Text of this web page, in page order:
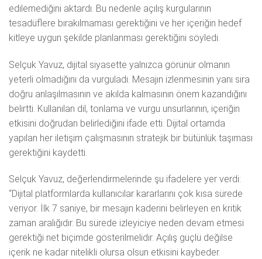
edilemediğini aktardı. Bu nedenle açılış kurgularının
tesadüflere bırakılmaması gerektiğini ve her içeriğin hedef
kitleye uygun şekilde planlanması gerektiğini söyledi.
Selçuk Yavuz, dijital siyasette yalnızca görünür olmanın
yeterli olmadığını da vurguladı. Mesajın izlenmesinin yanı sıra
doğru anlaşılmasının ve akılda kalmasının önem kazandığını
belirtti. Kullanılan dil, tonlama ve vurgu unsurlarının, içeriğin
etkisini doğrudan belirlediğini ifade etti. Dijital ortamda
yapılan her iletişim çalışmasının stratejik bir bütünlük taşıması
gerektiğini kaydetti.
Selçuk Yavuz, değerlendirmelerinde şu ifadelere yer verdi:
“Dijital platformlarda kullanıcılar kararlarını çok kısa sürede
veriyor. İlk 7 saniye, bir mesajın kaderini belirleyen en kritik
zaman aralığıdır. Bu sürede izleyiciye neden devam etmesi
gerektiği net biçimde gösterilmelidir. Açılış güçlü değilse
içerik ne kadar nitelikli olursa olsun etkisini kaybeder.